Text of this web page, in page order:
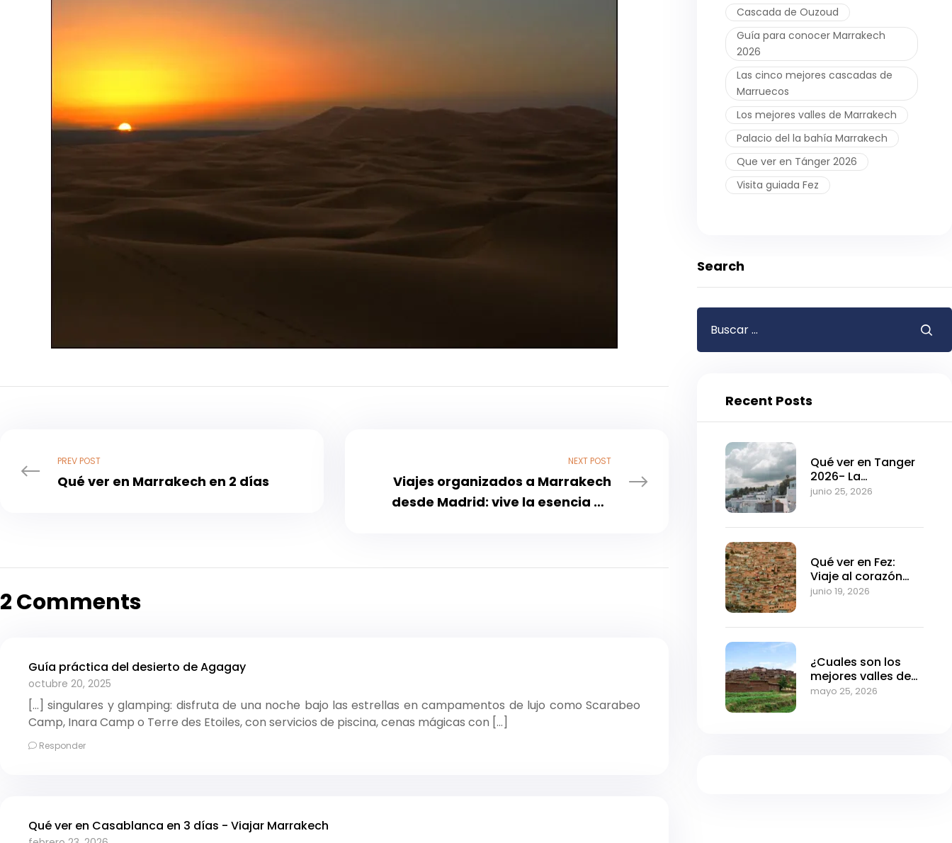
PREV POST
Qué ver en Marrakech en 2 días
NEXT POST
Viajes organizados a Marrakech
desde Madrid: vive la esencia de
2 Comments
Guía práctica del desierto de Agagay
octubre 20, 2025
[…] singulares y glamping: disfruta de una noche bajo las estrellas en campamentos de lujo como Scarabeo
Camp, Inara Camp o Terre des Etoiles, con servicios de piscina, cenas mágicas con […]
Responder
Qué ver en Casablanca en 3 días - Viajar Marrakech
Cascada de Ouzoud
Guía para conocer Marrakech
2026
Las cinco mejores cascadas de
Marruecos
Los mejores valles de Marrakech
Palacio del la bahía Marrakech
Que ver en Tánger 2026
Visita guiada Fez
Search
Recent Posts
Qué ver en Tanger
2026- La
fascinante puerta
junio 25, 2026
Qué ver en Fez:
Viaje al corazón
medieval de
junio 19, 2026
¿Cuales son los
mejores valles de
Marrakech?
mayo 25, 2026